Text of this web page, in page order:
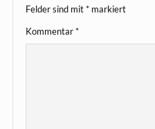
Felder sind mit* markiert
Kommentar*